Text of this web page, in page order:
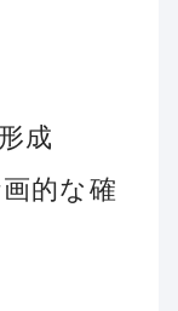
成
的な確